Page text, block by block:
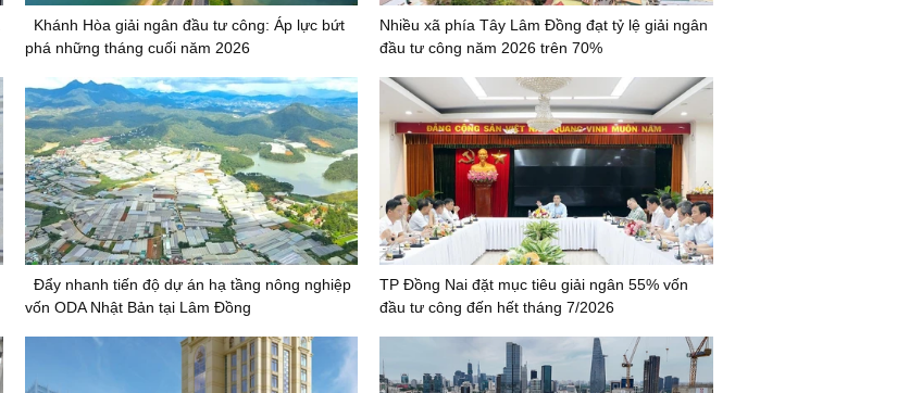
Khánh Hòa giải ngân đầu tư công: Áp lực bứt
phá những tháng cuối năm 2026
Nhiều xã phía Tây Lâm Đồng đạt tỷ lệ giải ngân
đầu tư công năm 2026 trên 70%
Đẩy nhanh tiến độ dự án hạ tầng nông nghiệp
vốn ODA Nhật Bản tại Lâm Đồng
TP Đồng Nai đặt mục tiêu giải ngân 55% vốn
đầu tư công đến hết tháng 7/2026